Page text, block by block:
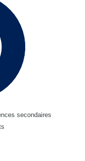
secondaires